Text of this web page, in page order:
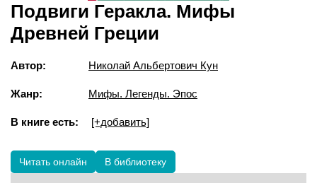
Подвиги Геракла. Мифы
Древней Греции
Автор: Николай Альбертович Кун
Жанр: Мифы. Легенды. Эпос
В книге есть: [+добавить]
Читать онлайн В библиотеку